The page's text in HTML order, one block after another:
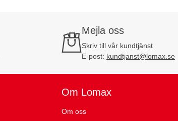
Mejla oss
Skriv till vår kundtjänst
E-post: kundtjanst@lomax.se
Om Lomax
Om oss